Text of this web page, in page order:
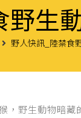
生
野人快訊_陸禁食
，野生動物暗藏